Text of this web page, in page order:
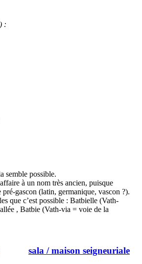
:
semble possible.
à un nom très ancien, puisque
gascon (latin, germanique, vascon ?).
que c’est possible : Batbielle (Vath-
, Batbie (Vath-via = voie de la
sala / maison seigneuriale